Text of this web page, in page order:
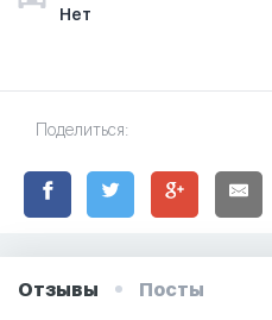
Нет
Поделиться:
Отзывы Посты